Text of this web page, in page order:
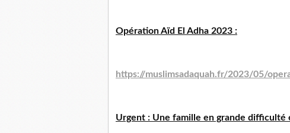
Opération Aïd El Adha 2023 :
https://muslimsadaquah.fr/2023/05/
Urgent : Une famille en grande difficulté